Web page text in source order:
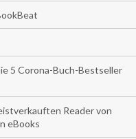
5 Corona-Buch-Bestseller
Reader von
eBooks